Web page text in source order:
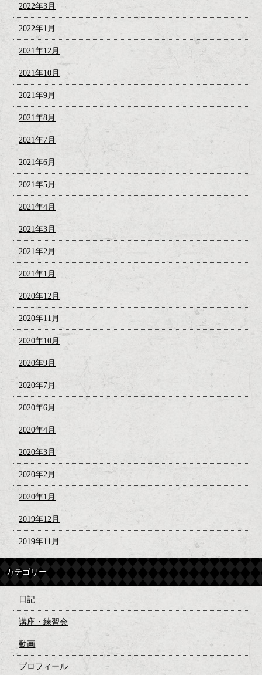
2022年3月
2022年1月
2021年12月
2021年10月
2021年9月
2021年8月
2021年7月
2021年6月
2021年5月
2021年4月
2021年3月
2021年2月
2021年1月
2020年12月
2020年11月
2020年10月
2020年9月
2020年7月
2020年6月
2020年4月
2020年3月
2020年2月
2020年1月
2019年12月
2019年11月
カテゴリー
日記
講座・練習会
動画
プロフィール